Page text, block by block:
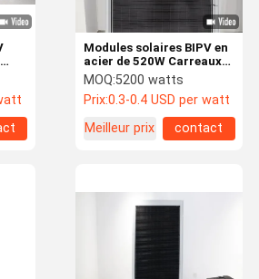
Modules solaires BIPV en
acier de 520W Carreaux
de toit pour la
construction 25A Max
courant de fusible
MOQ:5200 watts
Prix:0.3-0.4 USD per watt
Meilleur prix
contact
T